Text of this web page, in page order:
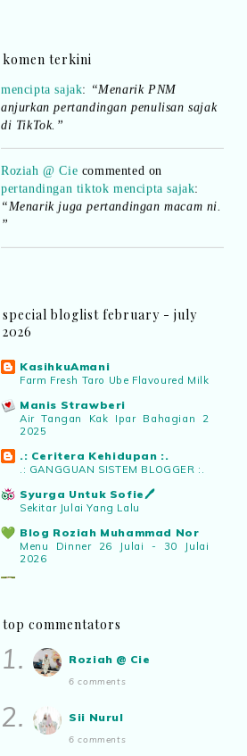
komen terkini
NA commented on
mencipta sajak:“Menarik PNM
anjurkan pertandingan penulisan sajak
di TikTok.”
Roziah @ Ciecommented on
pertandingan tiktok mencipta sajak
“Menarik juga pertandingan macam ni.
”
Aynoracommented onpertandingan
special bloglist february - july
2026
KasihkuAmani
Farm Fresh Taro Ube Flavoured Milk
Manis Strawberi
Air Tangan Kak Ipar Bahagian 2
2025
.: Ceritera Kehidupan :.
.: GANGGUAN SISTEM BLOGGER :.
Syurga Untuk Sofie🖊️
Sekitar Julai Yang Lalu
Blog Roziah Muhammad Nor
Menu Dinner 26 Julai - 30 Julai
2026
✿ Life Is Beautiful ✿
Mari mengundi!
ABAM KIE : The Man of The
saja...
Blog Rabia Adawiyah
top commentators
1. Roziah @ Cie
6 comments
2. Sii Nurul
6 comments